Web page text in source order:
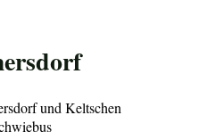
und Keltschen